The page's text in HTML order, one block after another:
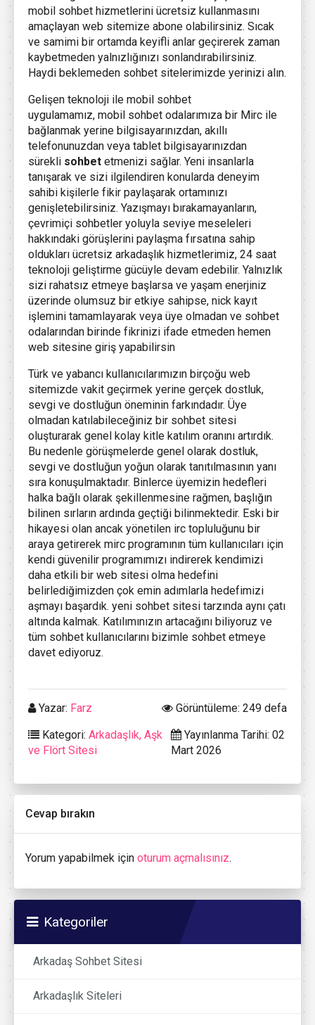
mobil sohbet hizmetlerini ücretsiz kullanmasını
amaçlayan web sitemize abone olabilirsiniz. Sıcak
ve samimi bir ortamda keyifli anlar geçirerek zaman
kaybetmeden yalnızlığınızı sonlandırabilirsiniz.
Haydi beklemeden sohbet sitelerimizde yerinizi alın.
Gelişen teknoloji ile mobil sohbet
uygulamamız, mobil sohbet odalarımıza bir Mirc ile
bağlanmak yerine bilgisayarınızdan, akıllı
telefonunuzdan veya tablet bilgisayarınızdan
sürekli sohbet etmenizi sağlar. Yeni insanlarla
tanışarak ve sizi ilgilendiren konularda deneyim
sahibi kişilerle fikir paylaşarak ortamınızı
genişletebilirsiniz. Yazışmayı bırakamayanların,
çevrimiçi sohbetler yoluyla seviye meseleleri
hakkındaki görüşlerini paylaşma fırsatına sahip
oldukları ücretsiz arkadaşlık hizmetlerimiz, 24 saat
teknoloji geliştirme gücüyle devam edebilir. Yalnızlık
sizi rahatsız etmeye başlarsa ve yaşam enerjiniz
üzerinde olumsuz bir etkiye sahipse, nick kayıt
işlemini tamamlayarak veya üye olmadan ve sohbet
odalarından birinde fikrinizi ifade etmeden hemen
web sitesine giriş yapabilirsin
Türk ve yabancı kullanıcılarımızın birçoğu web
sitemizde vakit geçirmek yerine gerçek dostluk,
sevgi ve dostluğun öneminin farkındadır. Üye
olmadan katılabileceğiniz bir sohbet sitesi
oluşturarak genel kolay kitle katılım oranını artırdık.
Bu nedenle görüşmelerde genel olarak dostluk,
sevgi ve dostluğun yoğun olarak tanıtılmasının yanı
sıra konuşulmaktadır. Binlerce üyemizin hedefleri
halka bağlı olarak şekillenmesine rağmen, başlığın
bilinen sırların ardında geçtiği bilinmektedir. Eski bir
hikayesi olan ancak yönetilen irc topluluğunu bir
araya getirerek mirc programının tüm kullanıcıları için
kendi güvenilir programımızı indirerek kendimizi
daha etkili bir web sitesi olma hedefini
belirlediğimizden çok emin adımlarla hedefimizi
aşmayı başardık. yeni sohbet sitesi tarzında aynı çatı
altında kalmak. Katılımınızın artacağını biliyoruz ve
tüm sohbet kullanıcılarını bizimle sohbet etmeye
davet ediyoruz.
Yazar: Farz
Görüntüleme: 249 defa
Kategori: Arkadaşlık, Aşk
ve Flört Sitesi
Yayınlanma Tarihi: 02
Mart 2026
Cevap bırakın
Yorum yapabilmek için oturum açmalısınız.
Kategoriler
Arkadaş Sohbet Sitesi
Arkadaşlık Siteleri